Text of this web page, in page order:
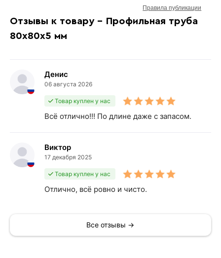
Отзывы к товару - Профильная труба
80х80х5 мм
Денис
06 августа 2026
Товар куплен у нас
Всё отлично!!! По длине даже с запасом.
Виктор
17 декабря 2025
Товар куплен у нас
Отлично, всё ровно и чисто.
Все отзывы →
Правила публикации